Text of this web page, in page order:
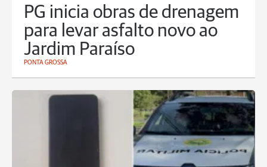
PG inicia obras de drenagem
para levar asfalto novo ao
Jardim Paraíso
PONTA GROSSA